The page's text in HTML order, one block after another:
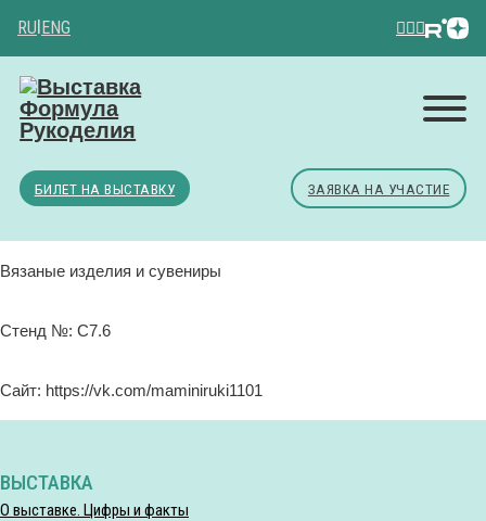
RU ENG
БИЛЕТ НА ВЫСТАВКУ ЗАЯВКА НА УЧАСТИЕ
Вязаные изделия и сувениры
Стенд №: C7.6
Сайт: https://vk.com/maminiruki1101
ВЫСТАВКА
О выставке. Цифры и факты